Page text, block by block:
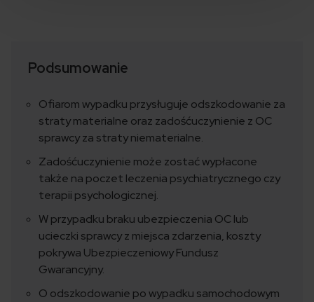
Podsumowanie
Ofiarom wypadku przysługuje odszkodowanie za
straty materialne oraz zadośćuczynienie z OC
sprawcy za straty niematerialne.
Zadośćuczynienie może zostać wypłacone
także na poczet leczenia psychiatrycznego czy
terapii psychologicznej.
W przypadku braku ubezpieczenia OC lub
ucieczki sprawcy z miejsca zdarzenia, koszty
pokrywa Ubezpieczeniowy Fundusz
Gwarancyjny.
O odszkodowanie po wypadku samochodowym